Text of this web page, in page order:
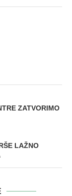
ZATVORIMO
LAŽNO